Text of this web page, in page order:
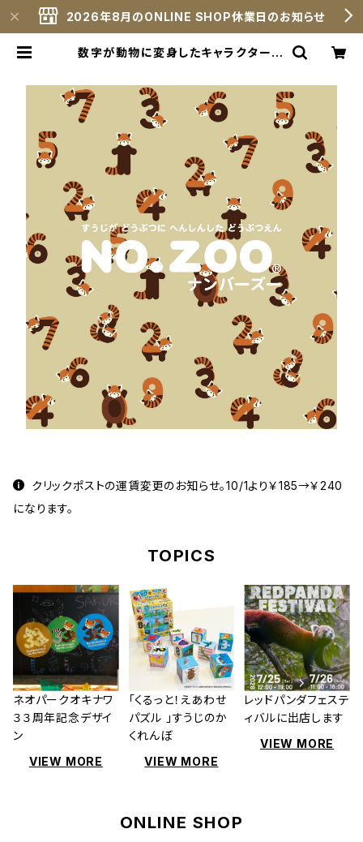
2026年8月のONLINE SHOP休業日のお知らせ
数字が動物に変身したキャラクター N
クリックポストの運賃変更のお知らせ。10/1より￥185→￥240
になります。
TOPICS
ネオパークオキナワ
３３周年記念デザイ
ン
VIEW MORE
「くるっと！えあわせ
パズル 」すうじのか
くれんぼ
VIEW MORE
レッドパンダフェステ
ィバルに出店します
VIEW MORE
ONLINE SHOP